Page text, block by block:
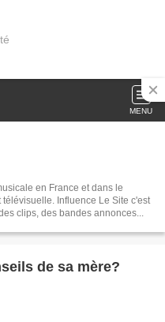
MENU
en France et dans le
Influence Le Site c'est
clips, des bandes annonces...
de sa mère?